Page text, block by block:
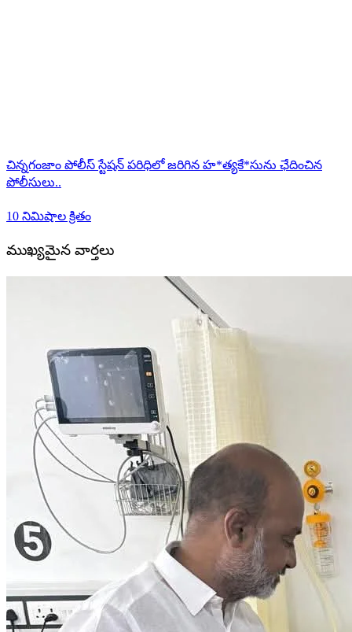
చిన్నగంజాం పోలీస్ స్టేషన్ పరిధిలో జరిగిన హ*త్యకే*సును ఛేదించిన
పోలీసులు..
10 నిమిషాల క్రితం
ముఖ్యమైన వార్తలు